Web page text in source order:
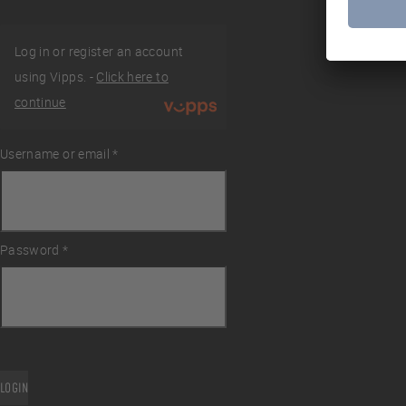
Log in or register an account
using Vipps. - Click here to
continue
Username or email*
Required
Password*
Required
LOGIN
av